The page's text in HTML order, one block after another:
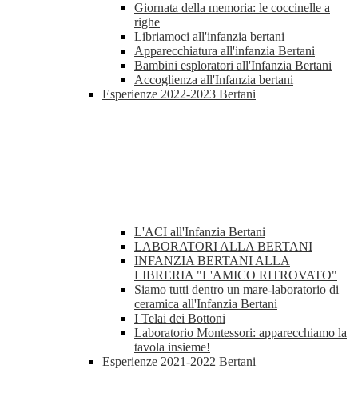
Giornata della memoria: le coccinelle a
righe
Libriamoci all'infanzia bertani
Apparecchiatura all'infanzia Bertani
Bambini esploratori all'Infanzia Bertani
Accoglienza all'Infanzia bertani
Esperienze 2022-2023 Bertani
L'ACI all'Infanzia Bertani
LABORATORI ALLA BERTANI
INFANZIA BERTANI ALLA
LIBRERIA "L'AMICO RITROVATO"
Siamo tutti dentro un mare-laboratorio di
ceramica all'Infanzia Bertani
I Telai dei Bottoni
Laboratorio Montessori: apparecchiamo la
tavola insieme!
Esperienze 2021-2022 Bertani